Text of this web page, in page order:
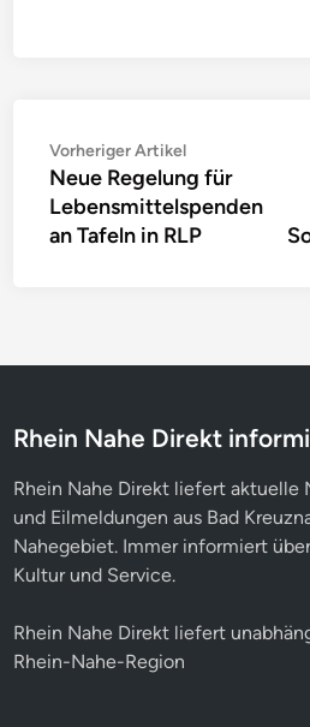
Beitragsnavigation
Vorheriger ArtikelVorheriger
Artikel:
Neue Regelung für
Lebensmittelspenden
an Tafeln in RLP
Rhein Nahe Direkt
Rhein Nahe Direkt liefert aktuelle
und Eilmeldungen aus Bad
Nahegebiet. Immer informiert
Kultur und Service.
Rhein Nahe Direkt liefert
Rhein-Nahe-Region